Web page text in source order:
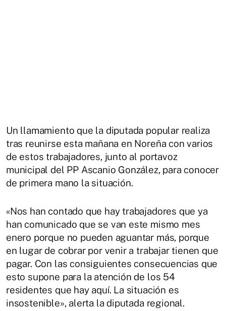
Un llamamiento que la diputada popular realiza
tras reunirse esta mañana en Noreña con varios
de estos trabajadores, junto al portavoz
municipal del PP Ascanio González, para conocer
de primera mano la situación.
«Nos han contado que hay trabajadores que ya
han comunicado que se van este mismo mes
enero porque no pueden aguantar más, porque
en lugar de cobrar por venir a trabajar tienen que
pagar. Con las consiguientes consecuencias que
esto supone para la atención de los 54
residentes que hay aquí. La situación es
insostenible», alerta la diputada regional.